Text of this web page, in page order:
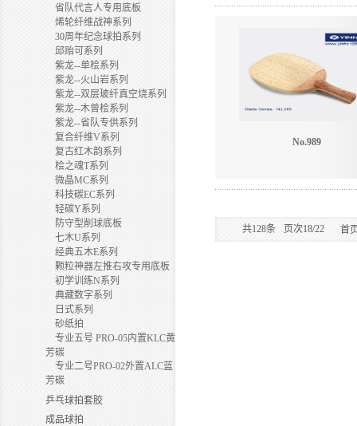
省队代言人专用底板
烯轮纤维战神系列
30周年纪念球拍系列
邱贻可系列
紫龙--单桧系列
紫龙--火山岩系列
紫龙--双层玻纤真空烧系列
紫龙--木曾桧系列
紫龙--省队专供系列
复合纤维V系列
复古红木韵系列
桧之魂T系列
微晶MC系列
科技碳EC系列
轻碳Y系列
防守型削球底板
七木U系列
经典五木E系列
颗粒神器左推右攻专用底板
初学训练N系列
典藏数字系列
日式系列
砂纸拍
专业五号 PRO-05内置KLC黄
芳碳
专业二号PRO-02外置ALC蓝
芳碳
乒乓球拍套胶
成品球拍
No.989
共128条 页次18/22 首